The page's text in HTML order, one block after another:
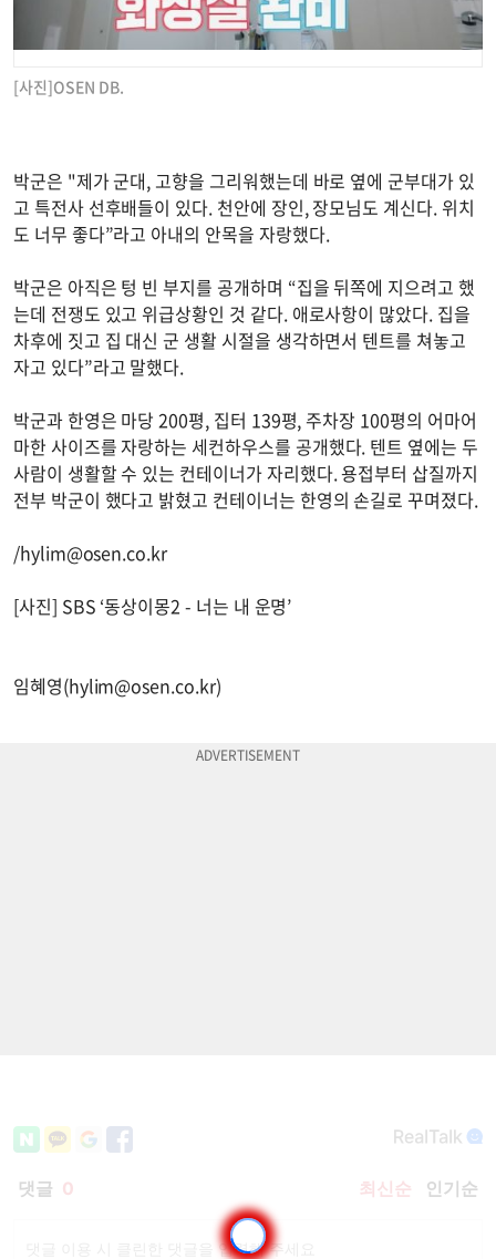
[사진]OSEN DB.
박군은 "제가 군대, 고향을 그리워했는데 바로 옆에 군부대가 있
고 특전사 선후배들이 있다. 천안에 장인, 장모님도 계신다. 위치
도 너무 좋다”라고 아내의 안목을 자랑했다.
박군은 아직은 텅 빈 부지를 공개하며 “집을 뒤쪽에 지으려고 했
는데 전쟁도 있고 위급상황인 것 같다. 애로사항이 많았다. 집을
차후에 짓고 집 대신 군 생활 시절을 생각하면서 텐트를 쳐놓고
자고 있다”라고 말했다.
박군과 한영은 마당 200평, 집터 139평, 주차장 100평의 어마어
마한 사이즈를 자랑하는 세컨하우스를 공개했다. 텐트 옆에는 두
사람이 생활할 수 있는 컨테이너가 자리했다. 용접부터 삽질까지
전부 박군이 했다고 밝혔고 컨테이너는 한영의 손길로 꾸며졌다.
/hylim@osen.co.kr
[사진] SBS ‘동상이몽2 - 너는 내 운명’
임혜영(hylim@osen.co.kr)